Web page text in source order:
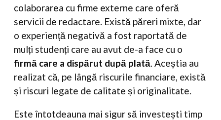
colaborarea cu firme externe care oferă
servicii de redactare. Există păreri mixte, dar
o experiență negativă a fost raportată de
mulți studenți care au avut de-a face cu o
firmă care a dispărut după plată. Aceștia au
realizat că, pe lângă riscurile financiare, există
și riscuri legate de calitate și originalitate.
Este întotdeauna mai sigur să investești timp